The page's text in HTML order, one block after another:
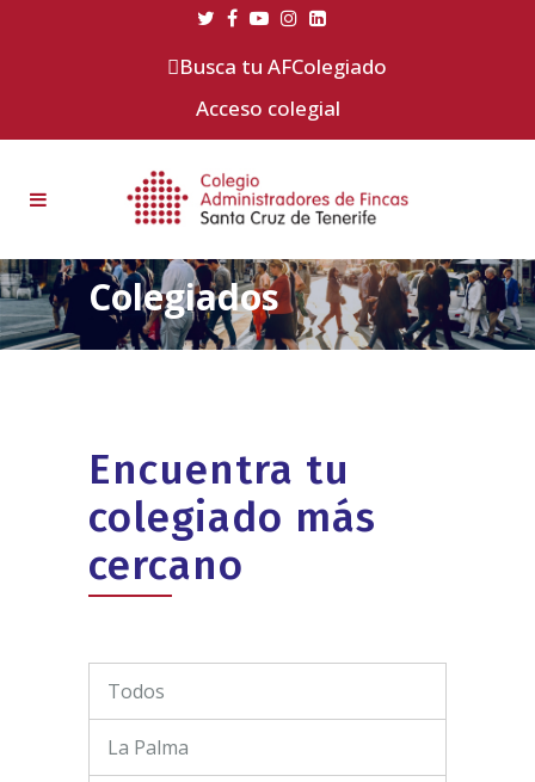
Busca tu AFColegiado
Acceso colegial
Colegiados
Encuentra tu
colegiado más
cercano
Todos
La Palma